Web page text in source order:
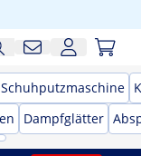
Schuhputzmaschine
Dampfglätter